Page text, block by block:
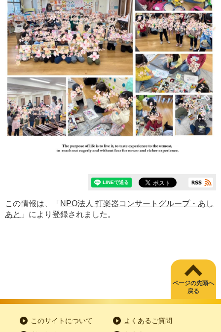
この情報は、「 NPO法人 打楽器コンサートグループ・あし
あと 」により登録されました。
ページの先頭へ
戻る
このサイトについて
よくあるご質問